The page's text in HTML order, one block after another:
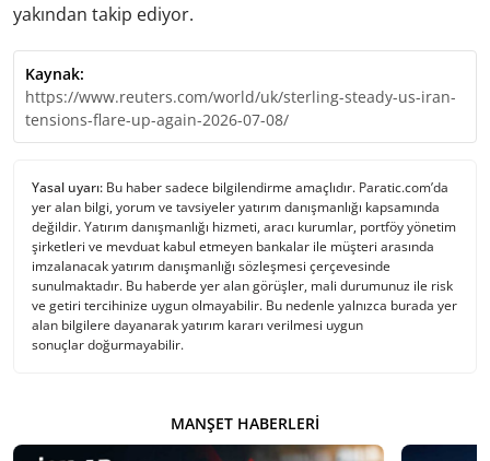
yakından takip ediyor.
Kaynak:
https://www.reuters.com/world/uk/sterling-steady-us-iran-
tensions-flare-up-again-2026-07-08/
Yasal uyarı: Bu haber sadece bilgilendirme amaçlıdır. Paratic.com’da
yer alan bilgi, yorum ve tavsiyeler yatırım danışmanlığı kapsamında
değildir. Yatırım danışmanlığı hizmeti, aracı kurumlar, portföy yönetim
şirketleri ve mevduat kabul etmeyen bankalar ile müşteri arasında
imzalanacak yatırım danışmanlığı sözleşmesi çerçevesinde
sunulmaktadır. Bu haberde yer alan görüşler, mali durumunuz ile risk
ve getiri tercihinize uygun olmayabilir. Bu nedenle yalnızca burada yer
alan bilgilere dayanarak yatırım kararı verilmesi uygun
sonuçlar doğurmayabilir.
MANŞET HABERLERI